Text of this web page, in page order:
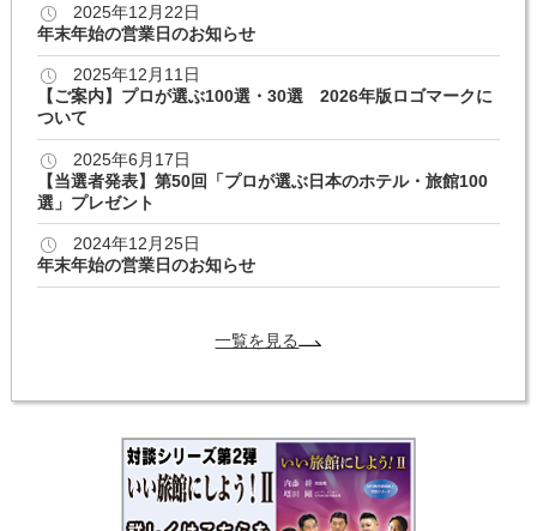
2025年12月22日
年末年始の営業日のお知らせ
2025年12月11日
【ご案内】プロが選ぶ100選・30選 2026年版ロゴマークに
ついて
2025年6月17日
【当選者発表】第50回「プロが選ぶ日本のホテル・旅館100
選」プレゼント
2024年12月25日
年末年始の営業日のお知らせ
一覧を見る